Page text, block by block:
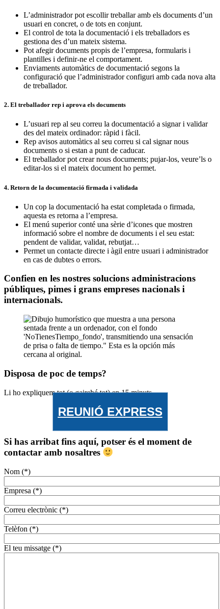
L’administrador pot escollir treballar amb els documents d’un
usuari en concret, o de tots en conjunt.
El control de tota la documentació i els treballadors es
gestiona des d’un mateix sistema.
Pot afegir documents propis de l’empresa, formularis i
plantilles i definir-ne el comportament.
Enviaments automàtics de documentació segons la
configuració que l’administrador configuri amb cada nova alta
de treballador.
2. El treballador rep i aprova els documents
L’usuari rep al seu correu la documentació a signar i validar
des del mateix ordinador: ràpid i fàcil.
Rep avisos automàtics al seu correu si cal signar nous
documents o si estan a punt de caducar.
El treballador pot crear nous documents; pujar-los, veure’ls o
editar-los si el mateix document ho permet.
4. Retorn de la documentació firmada i validada
Un cop la documentació ha estat completada o firmada,
aquesta es retorna a l’empresa.
El menú superior conté una sèrie d’icones que mostren
informació sobre el nombre de documents i el seu estat:
pendent de validar, validat, rebutjat…
Permet un contacte directe i àgil entre usuari i administrador
en cas de dubtes o errors.
Confien en les nostres solucions administracions
públiques, pimes i grans empreses nacionals i
internacionals.
Disposa de poc de temps?
Li ho expliquem tot (o gairebé tot) en 15 minuts.
REUNIÓ EXPRESS
Si has arribat fins aquí, potser és el moment de
contactar amb nosaltres
Nom (*)
Empresa (*)
Correu electrònic (*)
Telèfon (*)
El teu missatge (*)